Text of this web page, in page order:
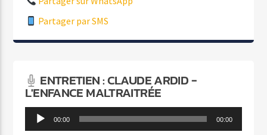
Partager par SMS
ENTRETIEN : CLAUDE ARDID -
L'ENFANCE MALTRAITRÉE
Lecteur
audio
00:00 00:00